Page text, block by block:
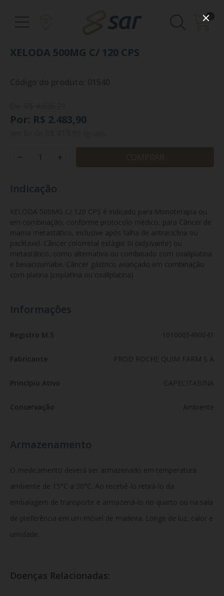
0
XELODA 500MG C/ 120 CPS
Por: R$ 2.483,90
Indicação
XELODA 500MG C/ 120 CPS é indicado para Monoterapia ou
em combinação, conforme protocolo médico, para Câncer de
mama metastático, inclusive após falha de antraciclina ou
paclitaxel. Câncer colorretal estágio III (adjuvante) ou
metastático, como alternativa ou combinado com oxaliplatina
e bevacizumabe. Câncer gástrico avançado em combinação
com platina (cisplatina ou oxaliplatina)
Informações
Registro M.S 1010005490041
Fabricante PROD ROCHE QUIM FARM S A
Princípio Ativo CAPECITABINA
Conservação Ambiente
Armazenamento
O medicamento deverá ser armazenado em temperatura
ambiente de 15°C a 30°C. Ao recebê-lo retirá-lo da
embalagem de transporte e armazená-lo no quarto ou na sala
de preferência em um móvel de madeira. Longe de luz, calor e
umidade.
Doenças Relacionadas: